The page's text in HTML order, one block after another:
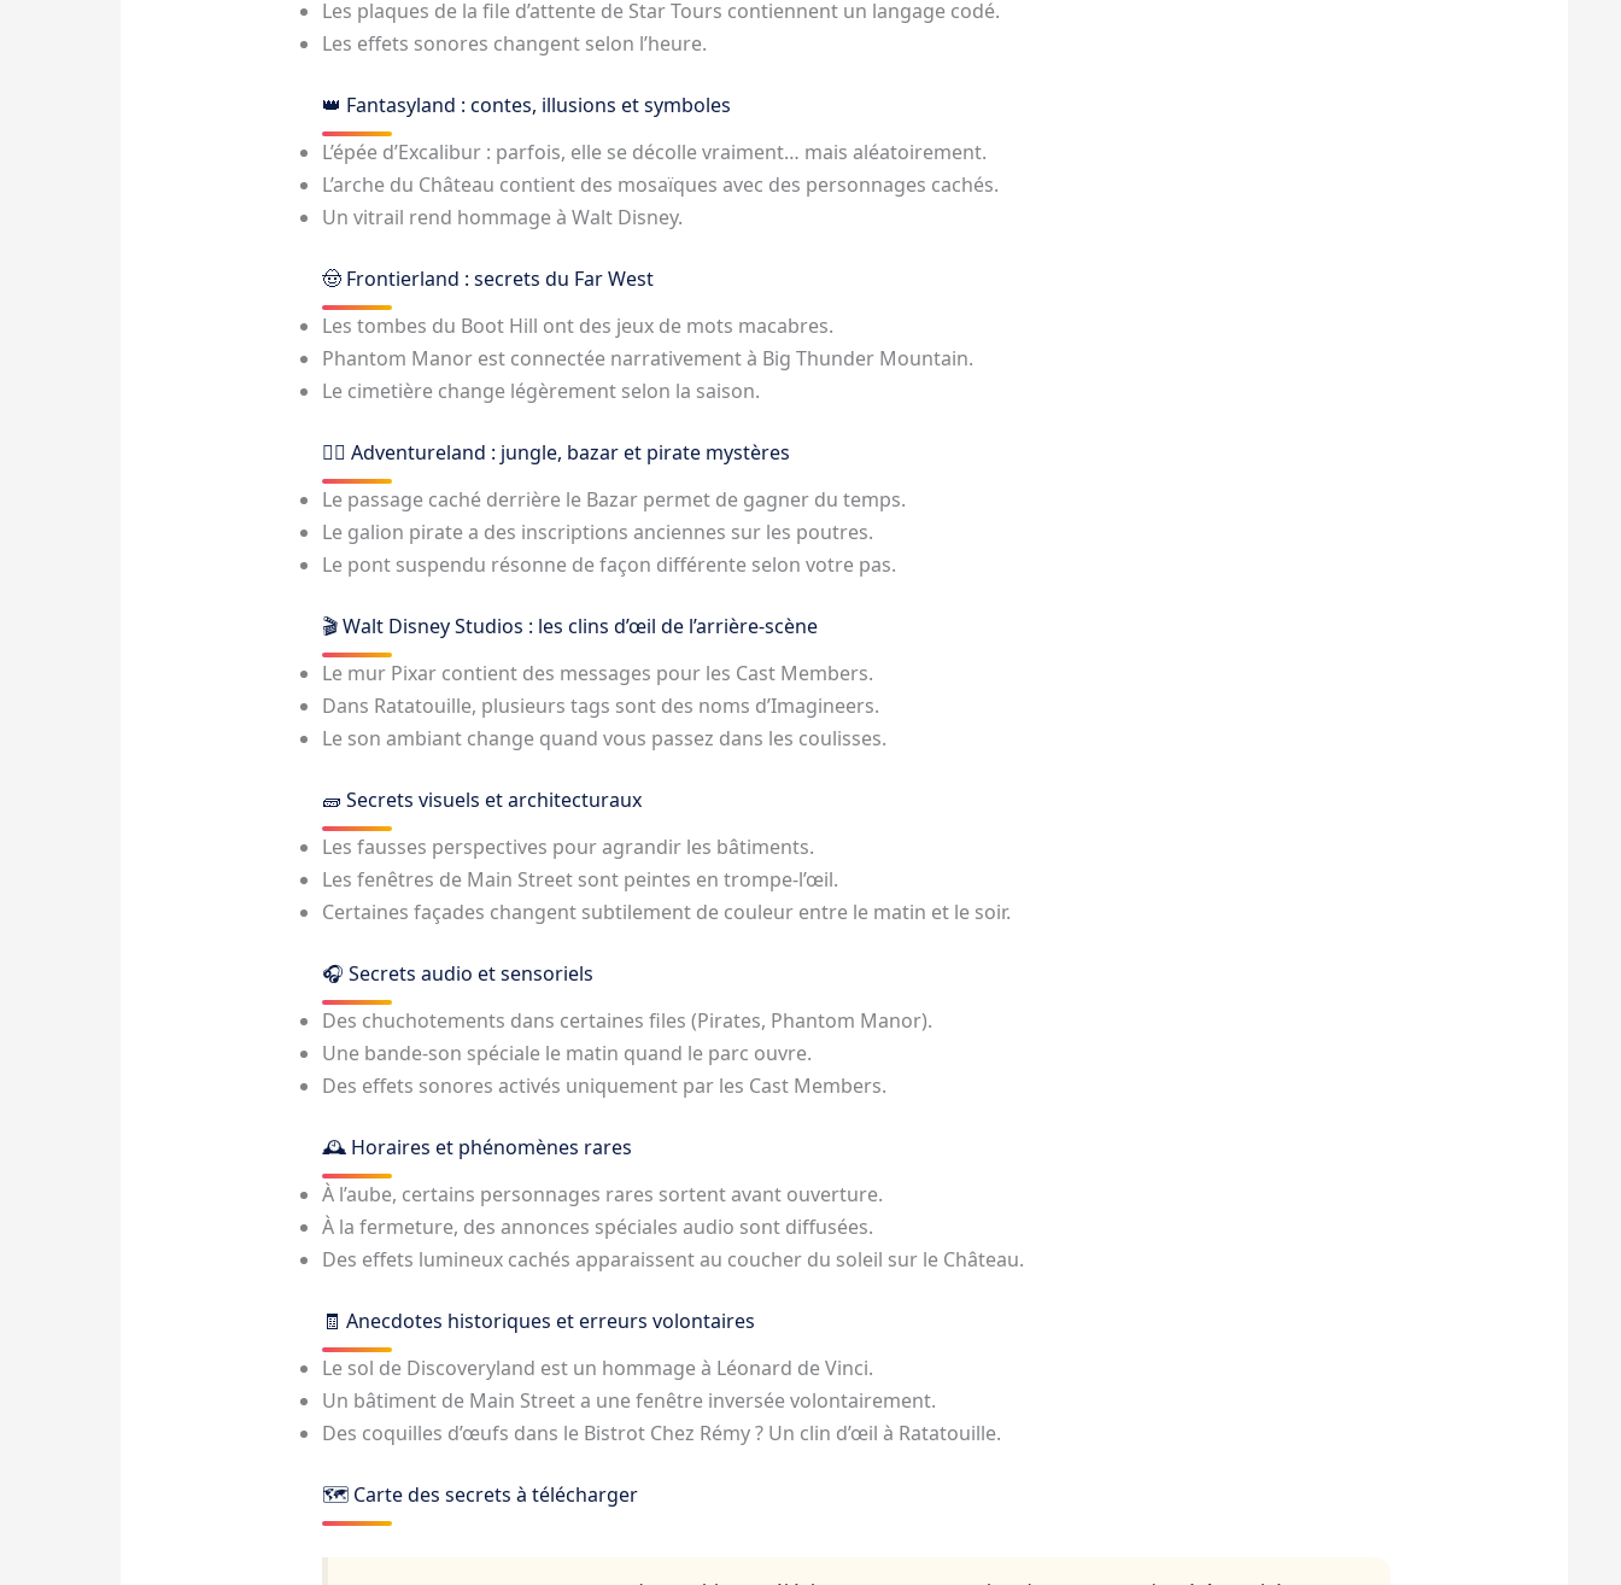
Les plaques de la file d’attente de Star Tours contiennent un langage codé.
Les effets sonores changent selon l’heure.
👑 Fantasyland : contes, illusions et symboles
L’épée d’Excalibur : parfois, elle se décolle vraiment… mais aléatoirement.
L’arche du Château contient des mosaïques avec des personnages cachés.
Un vitrail rend hommage à Walt Disney.
🤠 Frontierland : secrets du Far West
Les tombes du Boot Hill ont des jeux de mots macabres.
Phantom Manor est connectée narrativement à Big Thunder Mountain.
Le cimetière change légèrement selon la saison.
🏴‍☠️ Adventureland : jungle, bazar et pirate mystères
Le passage caché derrière le Bazar permet de gagner du temps.
Le galion pirate a des inscriptions anciennes sur les poutres.
Le pont suspendu résonne de façon différente selon votre pas.
🎬 Walt Disney Studios : les clins d’œil de l’arrière-scène
Le mur Pixar contient des messages pour les Cast Members.
Dans Ratatouille, plusieurs tags sont des noms d’Imagineers.
Le son ambiant change quand vous passez dans les coulisses.
🧱 Secrets visuels et architecturaux
Les fausses perspectives pour agrandir les bâtiments.
Les fenêtres de Main Street sont peintes en trompe-l’œil.
Certaines façades changent subtilement de couleur entre le matin et le soir.
🎧 Secrets audio et sensoriels
Des chuchotements dans certaines files (Pirates, Phantom Manor).
Une bande-son spéciale le matin quand le parc ouvre.
Des effets sonores activés uniquement par les Cast Members.
🕰️ Horaires et phénomènes rares
À l’aube, certains personnages rares sortent avant ouverture.
À la fermeture, des annonces spéciales audio sont diffusées.
Des effets lumineux cachés apparaissent au coucher du soleil sur le Château.
🧾 Anecdotes historiques et erreurs volontaires
Le sol de Discoveryland est un hommage à Léonard de Vinci.
Un bâtiment de Main Street a une fenêtre inversée volontairement.
Des coquilles d’œufs dans le Bistrot Chez Rémy ? Un clin d’œil à Ratatouille.
🗺️ Carte des secrets à télécharger